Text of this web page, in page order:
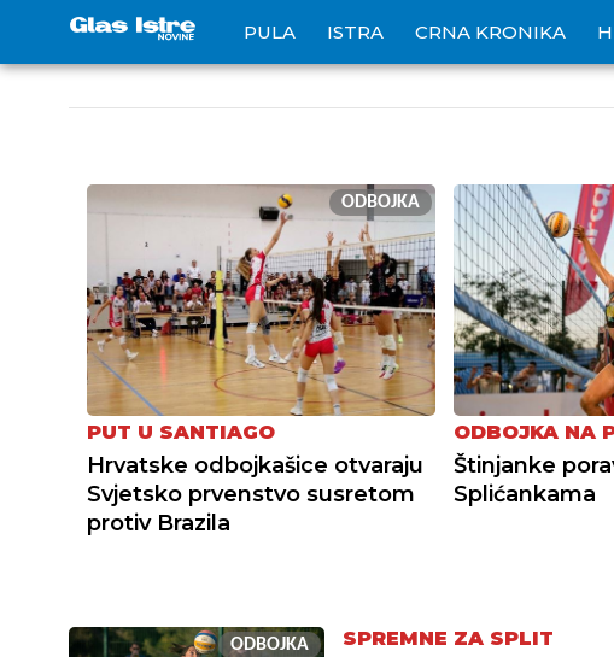
PULA ISTRA CRNA KRONIKA
ODBOJKA
PUT U SANTIAGO
Hrvatske odbojkašice otvaraju
Svjetsko prvenstvo susretom
protiv Brazila
ODBOJKA NA
Štinjanke
Splićankama
ODBOJKA SPREMNE ZA SPLIT